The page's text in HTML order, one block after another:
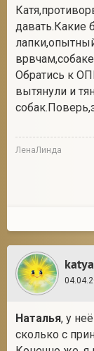
давать.Какие
Обратись к
вытянули и
ЛенаЛинда
Наталья, у
сколько с